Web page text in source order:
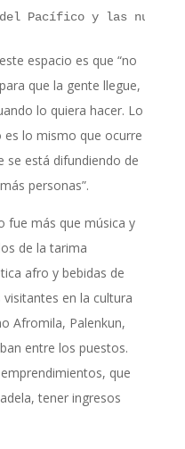
Pacífico y las nuevas
espacio es que “no
que la gente llegue,
lo quiera hacer. Lo
es lo mismo que ocurre
se está difundiendo de
personas”.
fue más que música y
de la tarima
afro y bebidas de
en la cultura
Afromila, Palenkun,
entre los puestos.
que
tener ingresos